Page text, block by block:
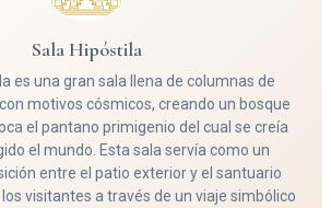
Sala Hipóstila
es una gran sala llena de columnas de
motivos cósmicos, creando un bosque
el pantano primigenio del cual se creía
el mundo. Esta sala servía como un
entre el patio exterior y el santuario
visitantes a través de un viaje simbólico